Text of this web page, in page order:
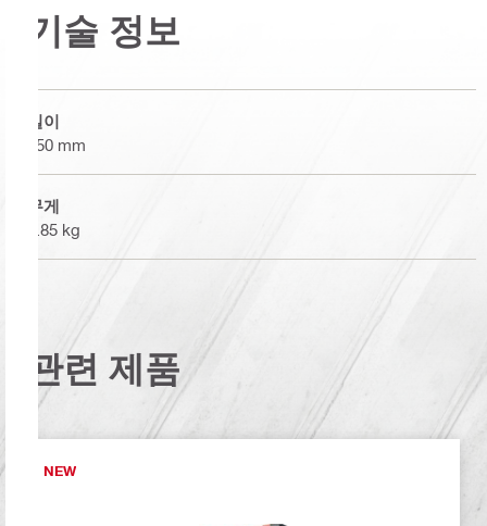
기술 정보
길이
550 mm
무게
0.85 kg
관련 제품
NEW